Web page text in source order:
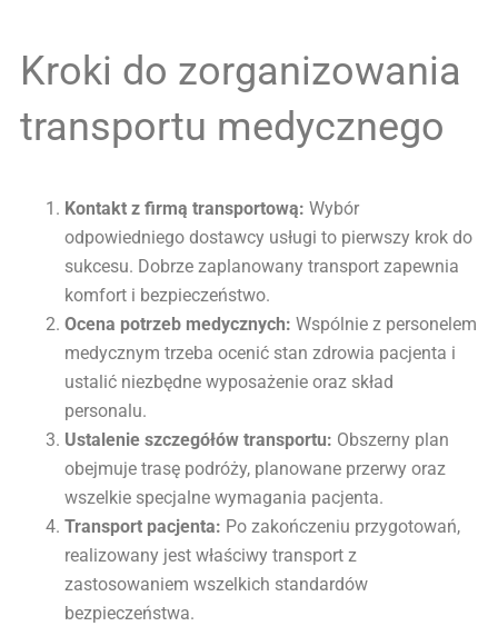
Kroki do zorganizowania
transportu medycznego
Kontakt z firmą transportową: Wybór
odpowiedniego dostawcy usługi to pierwszy krok do
sukcesu. Dobrze zaplanowany transport zapewnia
komfort i bezpieczeństwo.
Ocena potrzeb medycznych: Wspólnie z personelem
medycznym trzeba ocenić stan zdrowia pacjenta i
ustalić niezbędne wyposażenie oraz skład
personalu.
Ustalenie szczegółów transportu: Obszerny plan
obejmuje trasę podróży, planowane przerwy oraz
wszelkie specjalne wymagania pacjenta.
Transport pacjenta: Po zakończeniu przygotowań,
realizowany jest właściwy transport z
zastosowaniem wszelkich standardów
bezpieczeństwa.